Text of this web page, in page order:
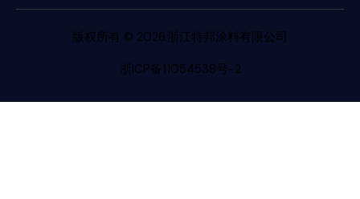
版权所有 © 2026.浙江特邦涂料有限公司
浙ICP备11054538号-2